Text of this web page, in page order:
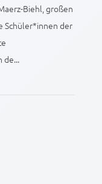
Biehl, großen
Schüler*innen der
de...